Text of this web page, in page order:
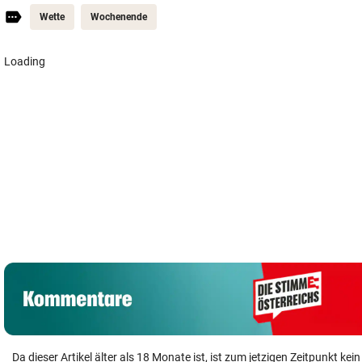
Wette Wochenende
Da dieser Artikel älter als 18 Monate ist, ist zum jetzigen Zeitpunkt